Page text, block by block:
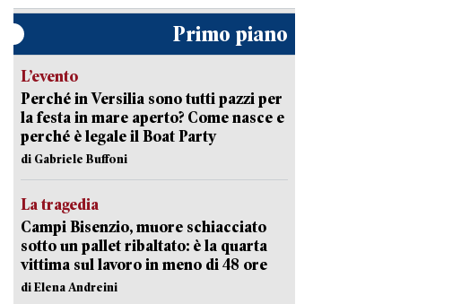
Primo piano
L’evento
Perché in Versilia sono tutti pazzi per
la festa in mare aperto? Come nasce e
perché è legale il Boat Party
di Gabriele Buffoni
La tragedia
Campi Bisenzio, muore schiacciato
sotto un pallet ribaltato: è la quarta
vittima sul lavoro in meno di 48 ore
di Elena Andreini